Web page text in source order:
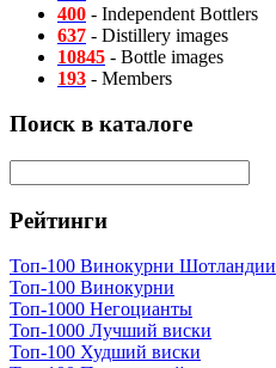
400 - Independent Bottlers
637 - Distillery images
10845 - Bottle images
193 - Members
Поиск в каталоге
Рейтинги
Топ-100 Винокурни Шотландии
Топ-100 Винокурни
Топ-1000 Негоцианты
Топ-1000 Лучший виски
Топ-100 Худший виски